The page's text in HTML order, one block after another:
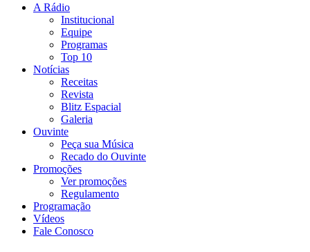
A Rádio
Institucional
Equipe
Programas
Top 10
Notícias
Receitas
Revista
Blitz Espacial
Galeria
Ouvinte
Peça sua Música
Recado do Ouvinte
Promoções
Ver promoções
Regulamento
Programação
Vídeos
Fale Conosco